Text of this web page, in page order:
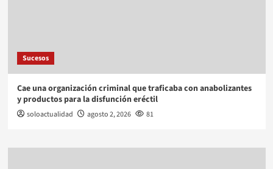
Sucesos
Cae una organización criminal que traficaba con anabolizantes
y productos para la disfunción eréctil
soloactualidad agosto 2, 2026 81